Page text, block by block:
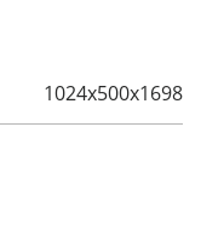
1024х500х1698